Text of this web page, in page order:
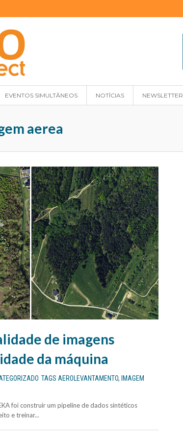
EVENTOS SIMULTÂNEOS NOTÍCIAS NEWSLETTER
aerea
de imagens
da máquina
TAGS AEROLEVANTAMENTO, IMAGEM
foi construir um pipeline de dados sintéticos
e treinar...